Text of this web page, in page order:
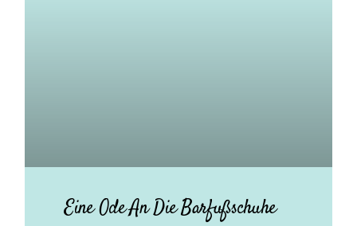
Eine Ode An Die Barfußschuhe